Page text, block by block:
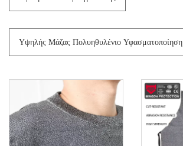
Υψηλής Μάζας Πολυηθυλένιο Υφασματοποίηση